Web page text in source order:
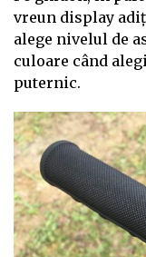
vreun display
alege nivelul de
culoare când
puternic.